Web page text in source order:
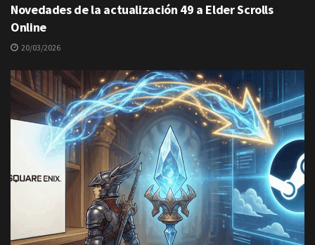
Novedades de la actualización 49 a Elder Scrolls
Online
20/03/2026